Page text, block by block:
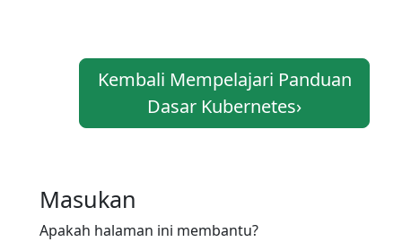
Kembali Mempelajari Panduan
Dasar Kubernetes›
Masukan
Apakah halaman ini membantu?